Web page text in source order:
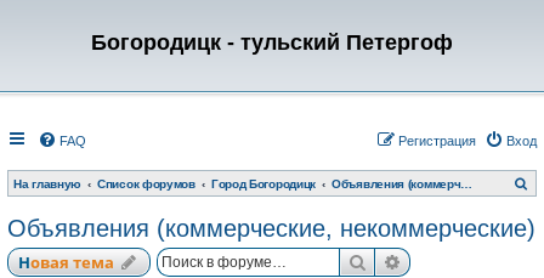
Богородицк - тульский Петергоф
FAQ Вход
Регистрация
На главную Список форумов Город Богородицк Объявления (коммерческие, некоммерческие)
о
с
к
Объявления (коммерческие, некоммерческие)
Новая тема ПоискРасширенный